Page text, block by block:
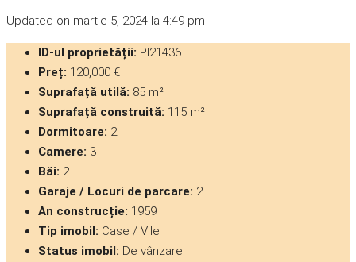
Updated on martie 5, 2024 la 4:49 pm
ID-ul proprietății: PI21436
Preț: 120,000 €
Suprafață utilă: 85 m²
Suprafață construită: 115 m²
Dormitoare: 2
Camere: 3
Băi: 2
Garaje / Locuri de parcare: 2
An construcție: 1959
Tip imobil: Case / Vile
Status imobil: De vânzare